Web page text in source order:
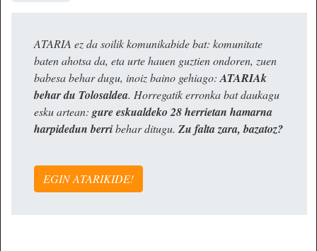
ATARIA ez da soilik komunikabide bat: komunitate
baten ahotsa da, eta urte hauen guztien ondoren, zuen
babesa behar dugu, inoiz baino gehiago: ATARIAk
behar du Tolosaldea. Horregatik erronka bat daukagu
esku artean: gure eskualdeko 28 herrietan hamarna
harpidedun berribehar ditugu. Zu falta zara, bazatoz?
EGIN ATARIKIDE!